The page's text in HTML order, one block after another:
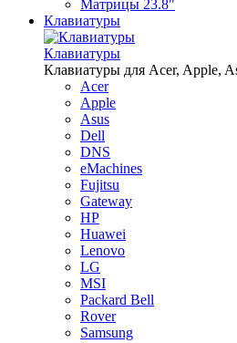
Матрицы 23.8"
Клавиатуры
Клавиатуры
Клавиатуры для Acer, Apple,
Acer
Apple
Asus
Dell
DNS
eMachines
Fujitsu
Gateway
HP
Huawei
Lenovo
LG
MSI
Packard Bell
Rover
Samsung